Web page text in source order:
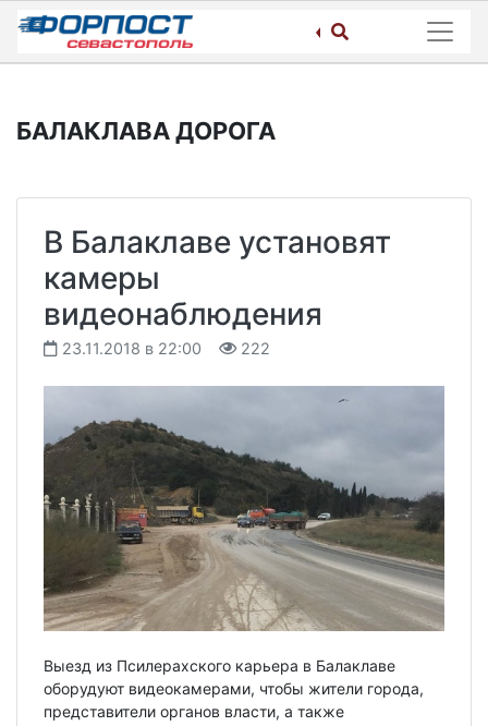
Skip
content
БАЛАКЛАВА ДОРОГА
В Балаклаве установят
камеры
видеонаблюдения
23.11.2018 в 22:00 222
Выезд из Псилерахского карьера в Балаклаве
оборудуют видеокамерами, чтобы жители города,
представители органов власти, а также